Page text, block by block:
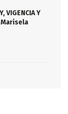
VIGENCIA Y
Marisela